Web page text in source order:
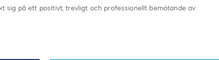
sig på ett positivt, trevligt och professionellt bemötande av